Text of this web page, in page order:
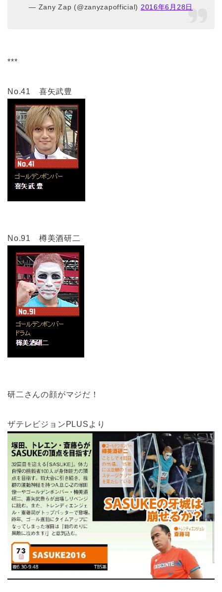
— Zany Zap (@zanyzapofficial) 2016年6月28日
***
No.41 喜矢武豊
No.91 樽美酒研二
研二さんの顔がマジだ！
ザテレビジョンPLUSより